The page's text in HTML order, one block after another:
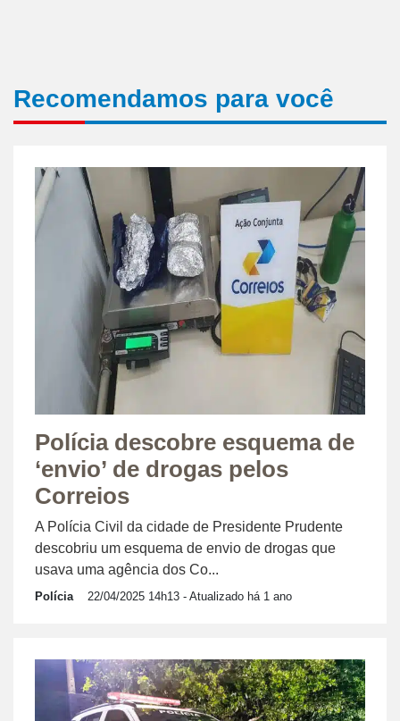
Recomendamos para você
Polícia descobre esquema de
‘envio’ de drogas pelos
Correios
A Polícia Civil da cidade de Presidente Prudente
descobriu um esquema de envio de drogas que
usava uma agência dos Co...
Polícia 22/04/2025 14h13 - Atualizado há 1 ano